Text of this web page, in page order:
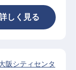
しく見る
阪シティセンタ